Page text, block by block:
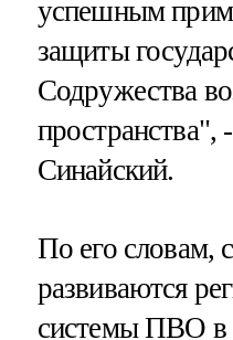
успешным
защиты
Содружества
пространства",
Синайский.
По его словам,
развиваются
системы ПВО в